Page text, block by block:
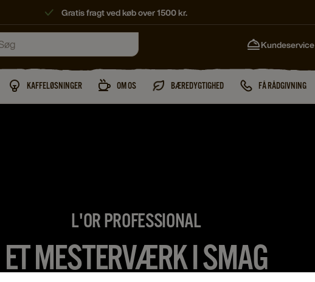
Gratis fragt ved køb over 1500 kr.
Kundeservice
KAFFELØSNINGER OM OS BÆREDYGTIGHED FÅ RÅDGIVNING
L'OR PROFESSIONAL
ET MESTERVÆRK I SMAG